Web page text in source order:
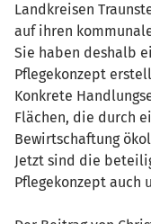
Landkreisen
auf ihren
Sie haben deshalb
Pflegekonzept
Konkrete
Flächen, die durch
Bewirtschaftung
Jetzt sind die
Pflegekonzept auch